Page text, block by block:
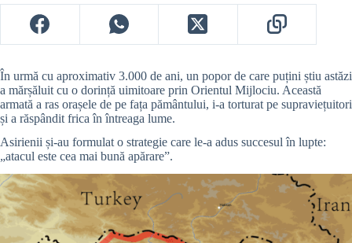
În urmă cu aproximativ 3.000 de ani, un popor de care puțini știu astăzi
a mărșăluit cu o dorință uimitoare prin Orientul Mijlociu. Această
armată a ras orașele de pe fața pământului, i-a torturat pe supraviețuitori
și a răspândit frica în întreaga lume.
Asirienii și-au formulat o strategie care le-a adus succesul în lupte:
„atacul este cea mai bună apărare”.